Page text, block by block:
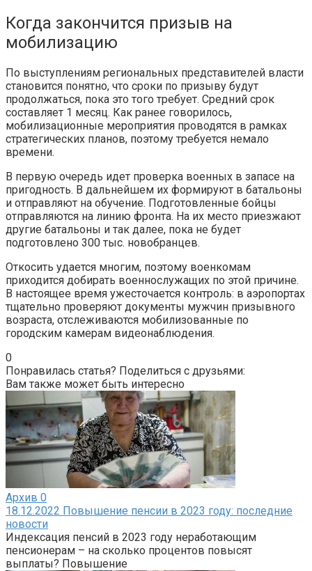
Когда закончится призыв на
мобилизацию
По выступлениям региональных представителей власти
становится понятно, что сроки по призыву будут
продолжаться, пока это того требует. Средний срок
составляет 1 месяц. Как ранее говорилось,
мобилизационные мероприятия проводятся в рамках
стратегических планов, поэтому требуется немало
времени.
В первую очередь идет проверка военных в запасе на
пригодность. В дальнейшем их формируют в батальоны
и отправляют на обучение. Подготовленные бойцы
отправляются на линию фронта. На их место приезжают
другие батальоны и так далее, пока не будет
подготовлено 300 тыс. новобранцев.
Откосить удается многим, поэтому военкомам
приходится добирать военнослужащих по этой причине.
В настоящее время ужесточается контроль: в аэропортах
тщательно проверяют документы мужчин призывного
возраста, отслеживаются мобилизованные по
городским камерам видеонаблюдения.
0
Понравилась статья? Поделиться с друзьями:
Вам также может быть интересно
Архив 0
18.12.2022 Повышение пенсии в 2023 году: последние
новости
Индексация пенсий в 2023 году неработающим
пенсионерам – на сколько процентов повысят
выплаты? Повышение